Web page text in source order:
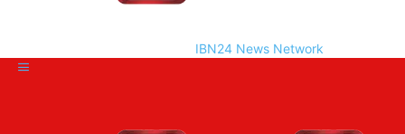
IBN24 News Network